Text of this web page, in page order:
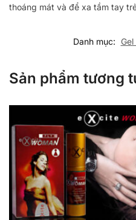
thoáng mát và để xa tầm tay
Danh mục:
Sản phẩm tương